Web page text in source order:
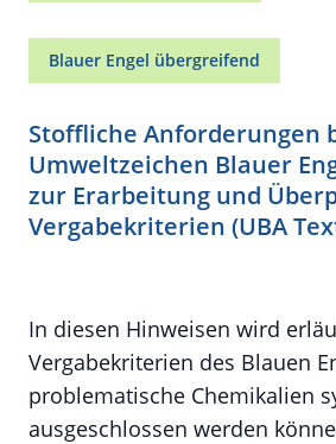
Blauer Engel übergreifend
Stoffliche Anforderungen
Umweltzeichen Blauer
zur Erarbeitung und
Vergabekriterien (UBA
In diesen Hinweisen wird
Vergabekriterien des Blauen
problematische Chemikalien
ausgeschlossen werden